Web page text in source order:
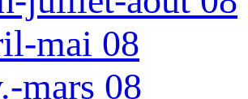
mai 08
mars 08